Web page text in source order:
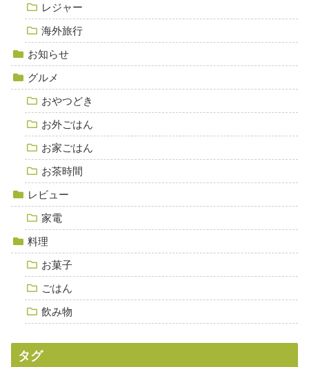
レジャー
海外旅行
お知らせ
グルメ
おやつどき
お外ごはん
お家ごはん
お茶時間
レビュー
家電
料理
お菓子
ごはん
飲み物
タグ